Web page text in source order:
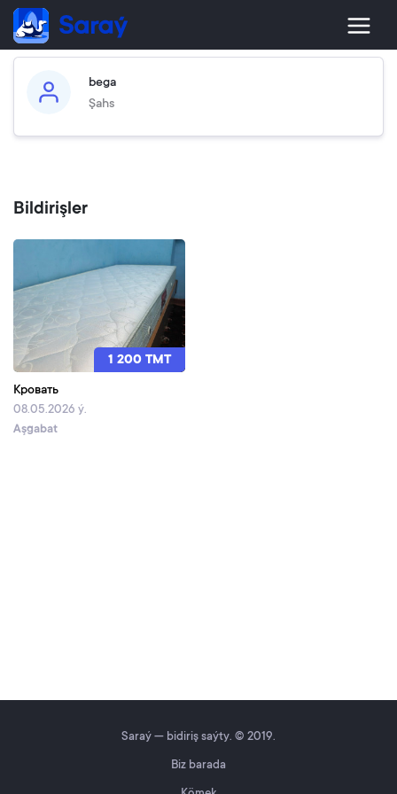
bega
Şahs
Bildirişler
1 200 TMT
Кровать
08.05.2026 ý.
Aşgabat
Saraý — bidiriş saýty. © 2019.
Biz barada